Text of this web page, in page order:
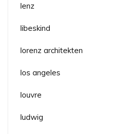
lenz
libeskind
lorenz architekten
los angeles
louvre
ludwig